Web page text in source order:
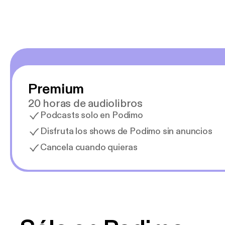
Premium
20 horas de audiolibros
Podcasts solo en Podimo
Disfruta los shows de Podimo sin anuncios
Cancela cuando quieras